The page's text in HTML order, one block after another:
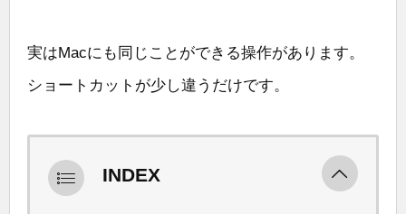
実はMacにも同じことができる操作があります。
ショートカットが少し違うだけです。
INDEX